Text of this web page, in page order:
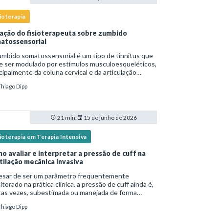
do fisioterapeuta sobre zumbido
somatossensorial é um tipo de tinnitus que
ser modulado por estímulos musculoesqueléticos,
da coluna cervical e da articulação
na avaliação e no tratamento des
Dipp
21 min. 15 de junho de 2026
em Terapia Intensiva
avaliar e interpretar a pressão de cuff na
mecânica invasiva
de ser um parâmetro frequentemente
na prática clínica, a pressão de cuff ainda é,
vezes, subestimada ou manejada de forma
quanto em lesões traqueais
Dipp